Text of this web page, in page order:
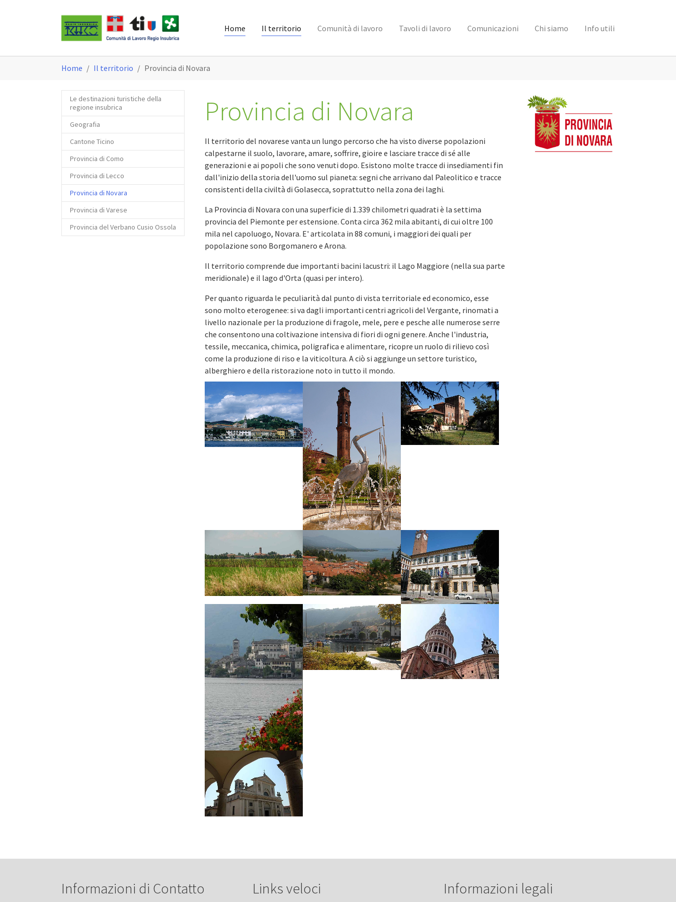
Home Il territorio Comunità di lavoro Tavoli di lavoro Comunicazioni Chi siamo Info utili
Home Il territorio Provincia di Novara
Le destinazioni turistiche della
regione insubrica
Geografia
Cantone Ticino
Provincia di Como
Provincia di Lecco
Provincia di Novara
Provincia di Varese
Provincia del Verbano Cusio Ossola
Provincia di Novara
Il territorio del novarese vanta un lungo percorso che ha visto diverse popolazioni
calpestarne il suolo, lavorare, amare, soffrire, gioire e lasciare tracce di sé alle
generazioni e ai popoli che sono venuti dopo. Esistono molte tracce di insediamenti fin
dall'inizio della storia dell'uomo sul pianeta: segni che arrivano dal Paleolitico e tracce
consistenti della civiltà di Golasecca, soprattutto nella zona dei laghi.
La Provincia di Novara con una superficie di 1.339 chilometri quadrati è la settima
provincia del Piemonte per estensione. Conta circa 362 mila abitanti, di cui oltre 100
mila nel capoluogo, Novara. E' articolata in 88 comuni, i maggiori dei quali per
popolazione sono Borgomanero e Arona.
Il territorio comprende due importanti bacini lacustri: il Lago Maggiore (nella sua parte
meridionale) e il lago d'Orta (quasi per intero).
Per quanto riguarda le peculiarità dal punto di vista territoriale ed economico, esse
sono molto eterogenee: si va dagli importanti centri agricoli del Vergante, rinomati a
livello nazionale per la produzione di fragole, mele, pere e pesche alle numerose serre
che consentono una coltivazione intensiva di fiori di ogni genere. Anche l'industria,
tessile, meccanica, chimica, poligrafica e alimentare, ricopre un ruolo di rilievo così
come la produzione di riso e la viticoltura. A ciò si aggiunge un settore turistico,
alberghiero e della ristorazione noto in tutto il mondo.
Informazioni di Contatto Links veloci Informazioni legali